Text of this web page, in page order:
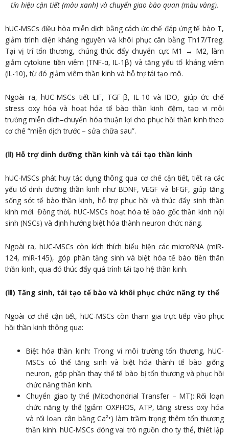
tín hiệu cận tiết (màu xanh) và chuyển giao bào quan (màu vàng).
hUC-MSCs điều hòa miễn dịch bằng cách ức chế đáp ứng tế bào T,
giảm trình diện kháng nguyên và khôi phục cân bằng Th17/Treg.
Tại vị trí tổn thương, chúng thúc đẩy chuyển cực M1 → M2, làm
giảm cytokine tiền viêm (TNF-α, IL-1β) và tăng yếu tố kháng viêm
(IL-10), từ đó giảm viêm thần kinh và hỗ trợ tái tạo mô.
Ngoài ra, hUC-MSCs tiết LIF, TGF-β, IL-10 và IDO, giúp ức chế
stress oxy hóa và hoạt hóa tế bào thần kinh đệm, tạo vi môi
trường miễn dịch–chuyển hóa thuận lợi cho phục hồi thần kinh theo
cơ chế “miễn dịch trước – sửa chữa sau”.
(Ⅱ) Hỗ trợ dinh dưỡng thần kinh và tái tạo thần kinh
hUC-MSCs phát huy tác dụng thông qua cơ chế cận tiết, tiết ra các
yếu tố dinh dưỡng thần kinh như BDNF, VEGF và bFGF, giúp tăng
sống sót tế bào thần kinh, hỗ trợ phục hồi và thúc đẩy sinh thần
kinh mới. Đồng thời, hUC-MSCs hoạt hóa tế bào gốc thần kinh nội
sinh (NSCs) và định hướng biệt hóa thành neuron chức năng.
Ngoài ra, hUC-MSCs còn kích thích biểu hiện các microRNA (miR-
124, miR-145), góp phần tăng sinh và biệt hóa tế bào tiền thân
thần kinh, qua đó thúc đẩy quá trình tái tạo hệ thần kinh.
(Ⅲ) Tăng sinh, tái tạo tế bào và khôi phục chức năng ty thể
Ngoài cơ chế cận tiết, hUC-MSCs còn tham gia trực tiếp vào phục
hồi thần kinh thông qua:
Biệt hóa thần kinh: Trong vi môi trường tổn thương, hUC-
MSCs có thể tăng sinh và biệt hóa thành tế bào giống
neuron, góp phần thay thế tế bào bị tổn thương và phục hồi
chức năng thần kinh.
Chuyển giao ty thể (Mitochondrial Transfer – MT): Rối loạn
chức năng ty thể (giảm OXPHOS, ATP, tăng stress oxy hóa
và rối loạn cân bằng Ca²⁺) làm trầm trọng thêm tổn thương
thần kinh. hUC-MSCs đóng vai trò nguồn cho ty thể, thiết lập